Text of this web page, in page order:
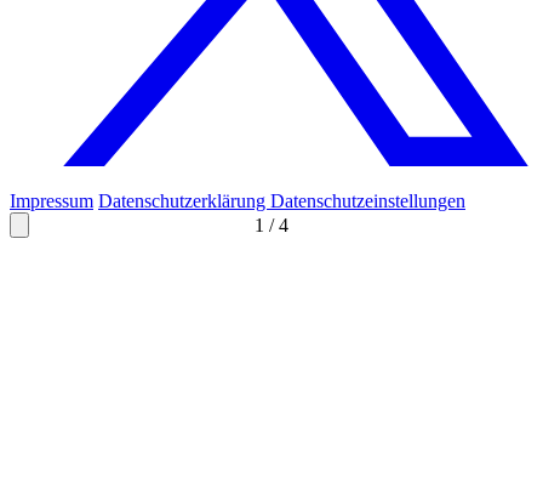
1 /4
Impressum Datenschutzerklärung Datenschutzeinstellungen